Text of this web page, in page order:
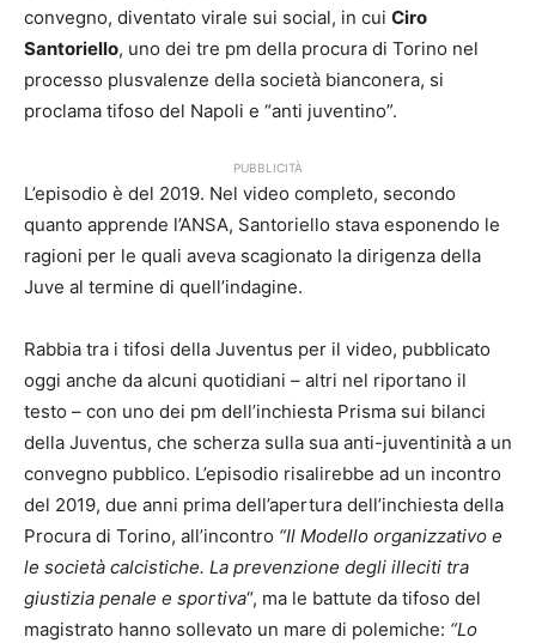
convegno, diventato virale sui social, in cui Ciro
Santoriello, uno dei tre pm della procura di Torino nel
processo plusvalenze della società bianconera, si
proclama tifoso del Napoli e “anti juventino”.
PUBBLICITÀ
L’episodio è del 2019. Nel video completo, secondo
quanto apprende l’ANSA, Santoriello stava esponendo le
ragioni per le quali aveva scagionato la dirigenza della
Juve al termine di quell’indagine.
Rabbia tra i tifosi della Juventus per il video, pubblicato
oggi anche da alcuni quotidiani – altri nel riportano il
testo – con uno dei pm dell’inchiesta Prisma sui bilanci
della Juventus, che scherza sulla sua anti-juventinità a un
convegno pubblico. L’episodio risalirebbe ad un incontro
del 2019, due anni prima dell’apertura dell’inchiesta della
Procura di Torino, all’incontro “Il Modello organizzativo e
le società calcistiche. La prevenzione degli illeciti tra
giustizia penale e sportiva“, ma le battute da tifoso del
magistrato hanno sollevato un mare di polemiche: “Lo